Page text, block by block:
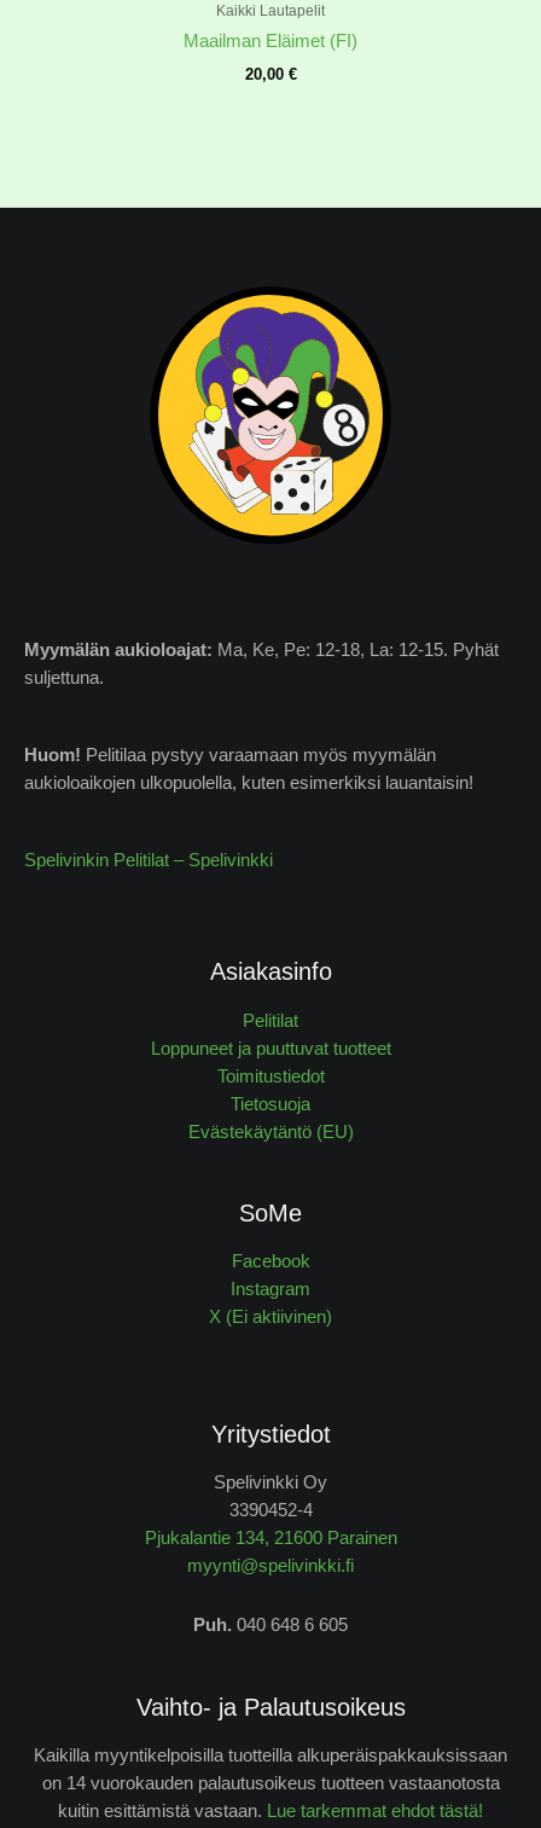
Kaikki Lautapelit
Maailman Eläimet (FI)
20,00 €
Myymälän aukioloajat: Ma, Ke, Pe: 12-18, La: 12-15. Pyhät
suljettuna.
Huom! Pelitilaa pystyy varaamaan myös myymälän
aukioloaikojen ulkopuolella, kuten esimerkiksi lauantaisin!
Spelivinkin Pelitilat – Spelivinkki
Asiakasinfo
Pelitilat
Loppuneet ja puuttuvat tuotteet
Toimitustiedot
Tietosuoja
Evästekäytäntö (EU)
SoMe
Facebook
Instagram
X (Ei aktiivinen)
Yritystiedot
Spelivinkki Oy
3390452-4
Pjukalantie 134, 21600 Parainen
myynti@spelivinkki.fi
Puh. 040 648 6 605
Vaihto- ja Palautusoikeus
Kaikilla myyntikelpoisilla tuotteilla alkuperäispakkauksissaan
on 14 vuorokauden palautusoikeus tuotteen vastaanotosta
kuitin esittämistä vastaan.
Lue tarkemmat ehdot tästä!